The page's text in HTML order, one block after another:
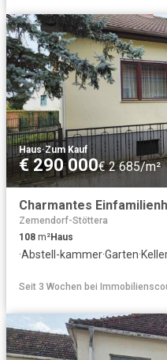
Haus·Zum Kauf
€ 290 000€ 2 685/m²
Zemendorf-Stöttera
108 m²Haus
·Abstell-kammer·Garten·
Seit 3 Wochen bei